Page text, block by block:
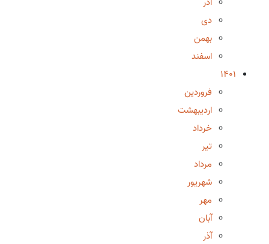
دی
بهمن
اسفند
1401
فروردین
اردیبهشت
خرداد
تیر
مرداد
شهریور
مهر
آبان
آذر